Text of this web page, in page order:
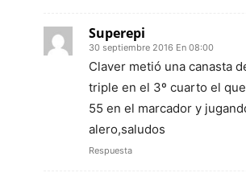
Superepi
30 septiembre 2016 En 08:00
Claver metió una canasta
triple en el 3º cuarto el
55 en el marcador y
alero,saludos
Respuesta